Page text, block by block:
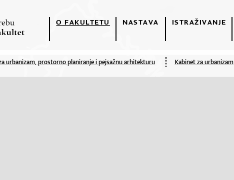
O FAKULTETU NASTAVA ISTRAŽIVANJE
urbanizam, prostorno planiranje i pejsažnu arhitekturu Kabinet za urbanizam